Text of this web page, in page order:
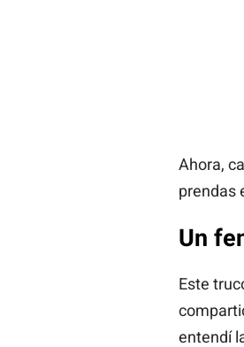
Ahora,
prendas
Un
Este
entendí